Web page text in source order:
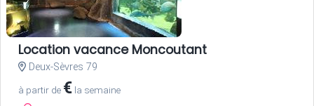
Location vacance Moncoutant
Deux-Sèvres 79
à partir de € la semaine